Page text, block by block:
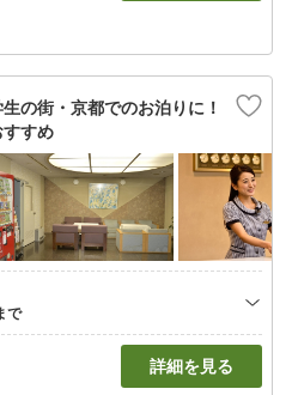
の街・京都でのお泊りに！
すめ
詳細を見る